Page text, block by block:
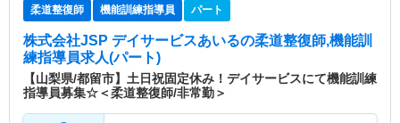
柔道整復師 機能訓練指導員 パート
株式会社JSP デイサービスあいるの柔道整復師,機能訓
練指導員求人(パート)
【山梨県/都留市】土日祝固定休み！デイサービスにて機能訓練
指導員募集☆＜柔道整復師/非常勤＞